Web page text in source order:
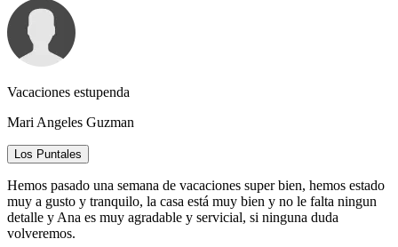
Vacaciones estupenda
Mari Angeles Guzman
Los Puntales
Hemos pasado una semana de vacaciones super bien, hemos estado
muy a gusto y tranquilo, la casa está muy bien y no le falta ningun
detalle y Ana es muy agradable y servicial, si ninguna duda
volveremos.